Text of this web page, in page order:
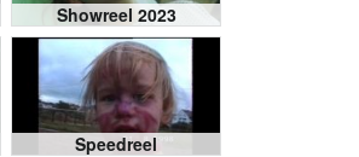
Showreel 2023
Speedreel